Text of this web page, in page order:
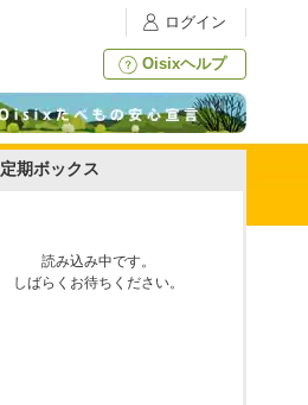
ログイン
Oisixヘルプ
定期ボックス
読み込み中です。
しばらくお待ちください。